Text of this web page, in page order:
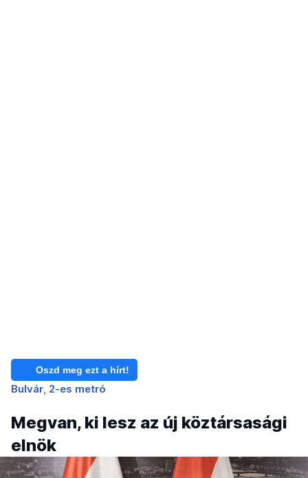
Oszd meg ezt a hírt!
Bulvár 2-es metró
Megvan, ki lesz az új köztársasági
elnök